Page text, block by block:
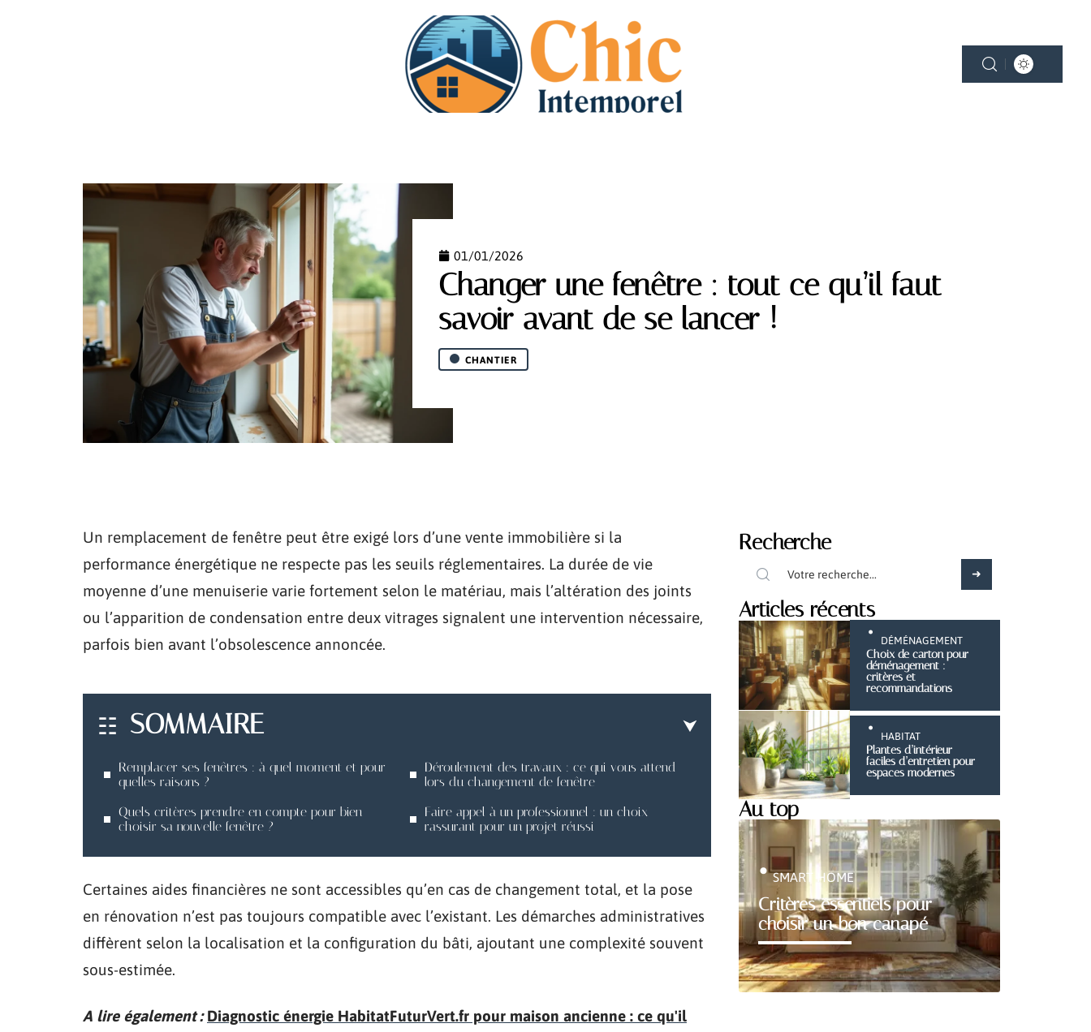
01/01/2026
Changer une fenêtre : tout ce qu’il faut
savoir avant de se lancer !
CHANTIER
Un remplacement de fenêtre peut être exigé lors d’une vente immobilière si la
performance énergétique ne respecte pas les seuils réglementaires. La durée de vie
moyenne d’une menuiserie varie fortement selon le matériau, mais l’altération des joints
ou l’apparition de condensation entre deux vitrages signalent une intervention nécessaire,
parfois bien avant l’obsolescence annoncée.
SOMMAIRE
Remplacer ses fenêtres : à quel moment et pour
quelles raisons ?
Quels critères prendre en compte pour bien
choisir sa nouvelle fenêtre ?
Déroulement des travaux : ce qui vous attend
lors du changement de fenêtre
Faire appel à un professionnel : un choix
rassurant pour un projet réussi
Certaines aides financières ne sont accessibles qu’en cas de changement total, et la pose
en rénovation n’est pas toujours compatible avec l’existant. Les démarches administratives
diffèrent selon la localisation et la configuration du bâti, ajoutant une complexité souvent
sous-estimée.
A lire également : Diagnostic énergie HabitatFuturVert.fr pour maison ancienne : ce qu'il
Recherche
Articles récents
DÉMÉNAGEMENT
Choix de carton pour
déménagement :
critères et
recommandations
HABITAT
Plantes d’intérieur
faciles d’entretien pour
espaces modernes
Au top
Critères essentiels pour
choisir un bon canapé
SMART HOME